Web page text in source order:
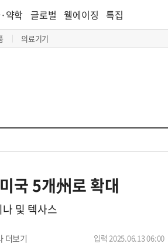
의료기기
약학 글로벌 웰에이징 특집
국 5개州로 확대
및 텍사스
더보기 입력 2025.06.13 06:00